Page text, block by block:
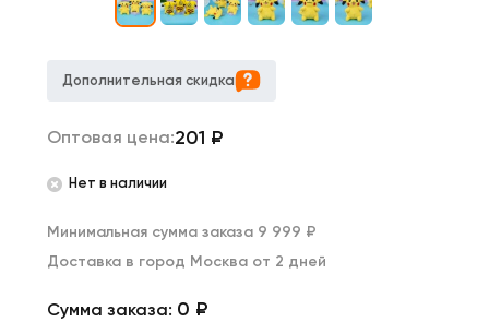
Дополнительная скидка
Оптовая цена:201 ₽
Нет в наличии
Минимальная сумма заказа 9 999 ₽
Доставка в город Москва от 2 дней
Сумма заказа: 0 ₽